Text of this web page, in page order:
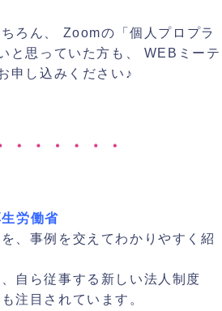
ろん、 Zoomの「個人プロプラ
と思っていた方も、 WEBミーテ
申し込みください♪
労働省
、事例を交えてわかりやすく紹
自ら従事する新しい法人制度
注目されています。